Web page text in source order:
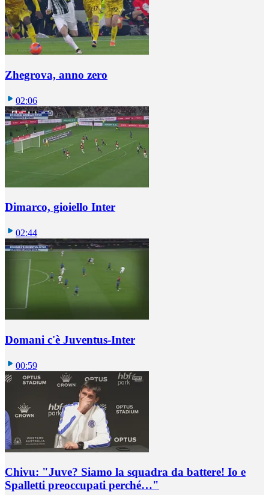
Zhegrova, anno zero
02:06
Dimarco, gioiello Inter
02:44
Domani c'è Juventus-Inter
00:59
Chivu: "Juve? Siamo la squadra da battere! Io e
Spalletti preoccupati perché…"